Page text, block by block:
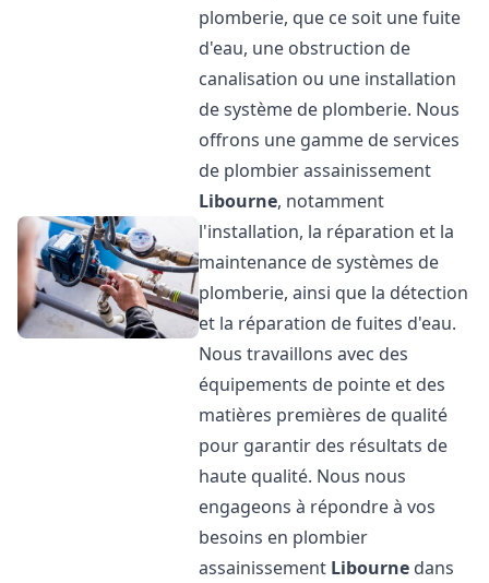
plomberie, que ce soit une fuite
d'eau, une obstruction de
canalisation ou une installation
de système de plomberie. Nous
offrons une gamme de services
de plombier assainissement
Libourne, notamment
l'installation, la réparation et la
maintenance de systèmes de
plomberie, ainsi que la détection
et la réparation de fuites d'eau.
Nous travaillons avec des
équipements de pointe et des
matières premières de qualité
pour garantir des résultats de
haute qualité. Nous nous
engageons à répondre à vos
besoins en plombier
assainissement Libourne dans